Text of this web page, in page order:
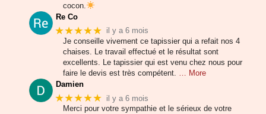
cocon.
Re Co
★★★★★ il y a 6 mois
Je conseille vivement ce tapissier qui a refait nos 4
chaises. Le travail effectué et le résultat sont
excellents. Le tapissier qui est venu chez nous pour
faire le devis est très compétent.
… More
Damien
★★★★★ il y a 6 mois
Merci pour votre sympathie et le sérieux de votre